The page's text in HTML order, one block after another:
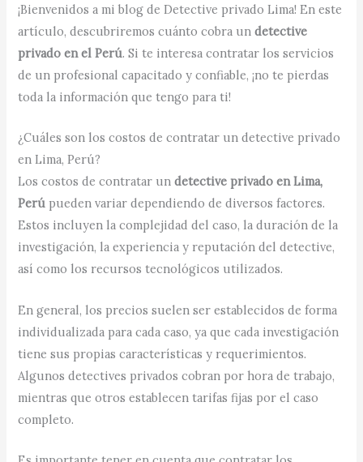
¡Bienvenidos a mi blog de Detective privado Lima! En este
artículo, descubriremos cuánto cobra undetective
privado en el Perú. Si te interesa contratar los servicios
de un profesional capacitado y confiable, ¡no te pierdas
toda la información que tengo para ti!
¿Cuáles son los costos de contratar un detective privado
en Lima, Perú?
Los costos de contratar undetective privado en Lima,
Perú pueden variar dependiendo de diversos factores.
Estos incluyen la complejidad del caso, la duración de la
investigación, la experiencia y reputación del detective,
así como los recursos tecnológicos utilizados.
En general, los precios suelen ser establecidos de forma
individualizada para cada caso, ya que cada investigación
tiene sus propias características y requerimientos.
Algunos detectives privados cobran por hora de trabajo,
mientras que otros establecen tarifas fijas por el caso
completo.